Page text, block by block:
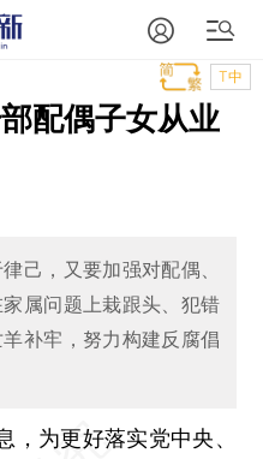
T中
配偶子女从业
己，又要加强对配偶、
属问题上栽跟头、犯错
补牢，努力构建反腐倡
为更好落实党中央、